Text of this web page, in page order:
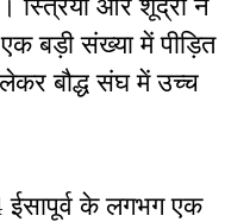
बड़ी संख्या में पीड़ित
बौद्ध संघ में उच्च
ईसापूर्व के लगभग एक